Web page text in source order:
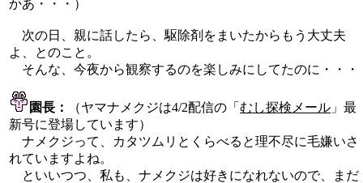
かあ・・・）
次の日、親に話したら、駆除剤をまいたからもう大丈夫
よ、とのこと。
そんな、今夜から観察するのを楽しみにしてたのに・・・
園長： （ヤマナメクジは4/2配信の「 むし探検メール 」最
新号に登場しています）
ナメクジって、カタツムリとくらべると理不尽に毛嫌いさ
れていますよね。
といいつつ、私も、ナメクジは好きになれないので、まだ